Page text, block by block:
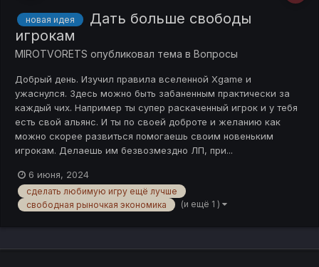
новая идея
Дать больше свободы
игрокам
MIROTVORETS опубликовал тема в Вопросы
Добрый день. Изучил правила вселенной Xgame и
ужаснулся. Здесь можно быть забаненным практически за
каждый чих. Например ты супер раскаченный игрок и у тебя
есть свой альянс. И ты по своей доброте и желанию как
можно скорее развиться помогаешь своим новеньким
игрокам. Делаешь им безвозмездно ЛП, при...
6 июня, 2024
сделать любимую игру ещё лучше
свободная рыночкая экономика
(и ещё 1 )